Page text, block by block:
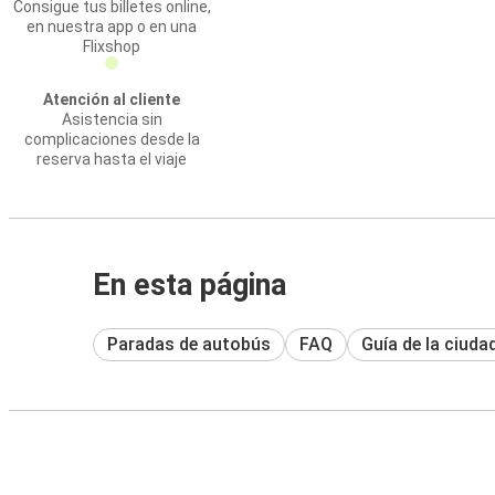
Consigue tus billetes online,
en nuestra app o en una
Flixshop
Atención al cliente
Asistencia sin
complicaciones desde la
reserva hasta el viaje
En esta página
Paradas de autobús FAQ Guía de la